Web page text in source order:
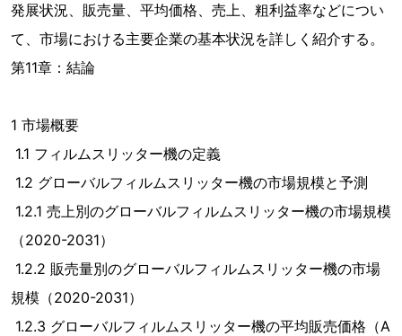
発展状況、販売量、平均価格、売上、粗利益率などについ
て、市場における主要企業の基本状況を詳しく紹介する。
第11章：結論
1 市場概要
1.1 フィルムスリッター機の定義
1.2 グローバルフィルムスリッター機の市場規模と予測
1.2.1 売上別のグローバルフィルムスリッター機の市場規模
（2020-2031）
1.2.2 販売量別のグローバルフィルムスリッター機の市場
規模（2020-2031）
1.2.3 グローバルフィルムスリッター機の平均販売価格（A